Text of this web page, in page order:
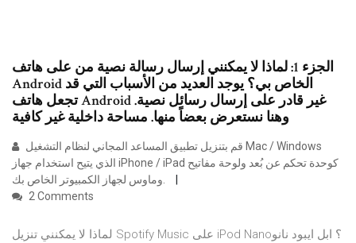
الجزء 1: لماذا لا يمكنني إرسال رسالة نصية من على هاتف
Android الخاص بي؟ يوجد العديد من الأسباب التي قد
تجعل هاتف Android غير قادر على إرسال رسائل نصية.
وهنا نستعرض بعضاً منها. مساحة داخلية غير كافية
الذي يتيح استخدام جهاز iPhone / iPad كوحدة تحكم عن بُعد ولوحة مفاتيح
وماوس لجهاز الكمبيوتر الخاص بك.
2 Comments
لماذا لا يمكنني تنزيل Spotify Music على iPod Nano؟ ابل ايبود نانو